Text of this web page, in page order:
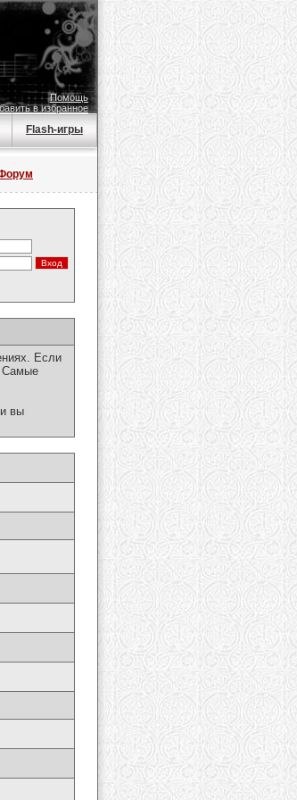
Помощь
в избранное
Flash-игры
Если
Самые
вы